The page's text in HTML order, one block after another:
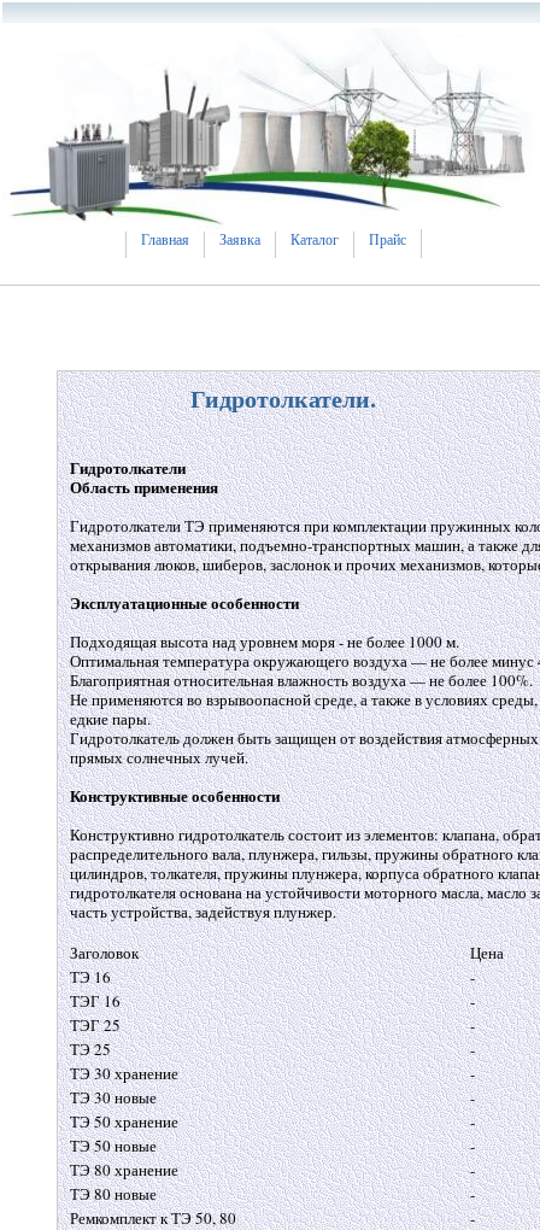
Главная Заявка Каталог Прайс
Гидротолкатели.
Гидротолкатели
Область применения
Гидротолкатели ТЭ применяются при комплектации пружинных
механизмов автоматики, подъемно-транспортных машин, а также
открывания люков, шиберов, заслонок и прочих механизмов,
Эксплуатационные особенности
Подходящая высота над уровнем моря - не более 1000 м.
Оптимальная температура окружающего воздуха — не более минус
Благоприятная относительная влажность воздуха — не более 100%.
Не применяются во взрывоопасной среде, а также в условиях
едкие пары.
Гидротолкатель должен быть защищен от воздействия
прямых солнечных лучей.
Конструктивные особенности
Конструктивно гидротолкатель состоит из элементов: клапана,
распределительного вала, плунжера, гильзы, пружины обратного
цилиндров, толкателя, пружины плунжера, корпуса обратного
гидротолкателя основана на устойчивости моторного масла, масло
часть устройства, задействуя плунжер.
Заголовок
Цена
ТЭ 16
-
ТЭГ 16
-
ТЭГ 25
-
ТЭ 25
-
ТЭ 30 хранение
-
ТЭ 30 новые
-
ТЭ 50 хранение
-
ТЭ 50 новые
-
ТЭ 80 хранение
-
ТЭ 80 новые
-
Ремкомплект к ТЭ 50, 80
-